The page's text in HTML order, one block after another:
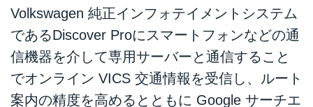
Volkswagen 純正インフォテイメントシステム
であるDiscover Proにスマートフォンなどの通
信機器を介して専用サーバーと通信すること
でオンライン VICS 交通情報を受信し、ルート
案内の精度を高めるとともに Google サーチエ